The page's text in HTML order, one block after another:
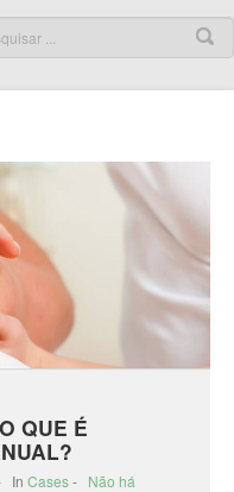
QUE É
In Cases- Não há